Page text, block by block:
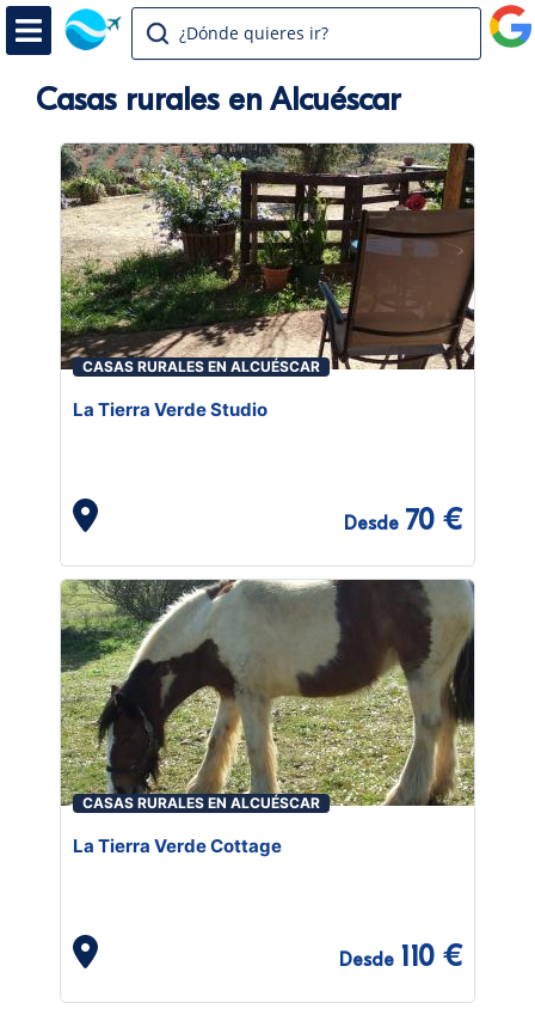
¿Dónde quieres ir?
Casas rurales en Alcuéscar
CASAS RURALES EN ALCUÉSCAR
La Tierra Verde Studio
Desde 70 €
CASAS RURALES EN ALCUÉSCAR
La Tierra Verde Cottage
Desde 110 €